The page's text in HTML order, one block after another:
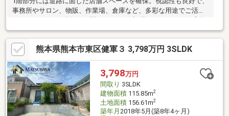
事務所やサロン、物販、作業場、倉庫など、多彩な用途でご活用
いただけます。※築年月に関して、1月と記載しておりますが実際
の詳細月日は不明です。※増改築あり：平成4年5月10日※契約不適
合責任免責・現況有姿渡し
熊本県熊本市東区健軍３ 3,798万円 3SLDK
3,798万円
間取り 3SLDK
建物面積115.85m2
土地面積156.61m2
築年月 2018年5月(築8年4ヶ月)